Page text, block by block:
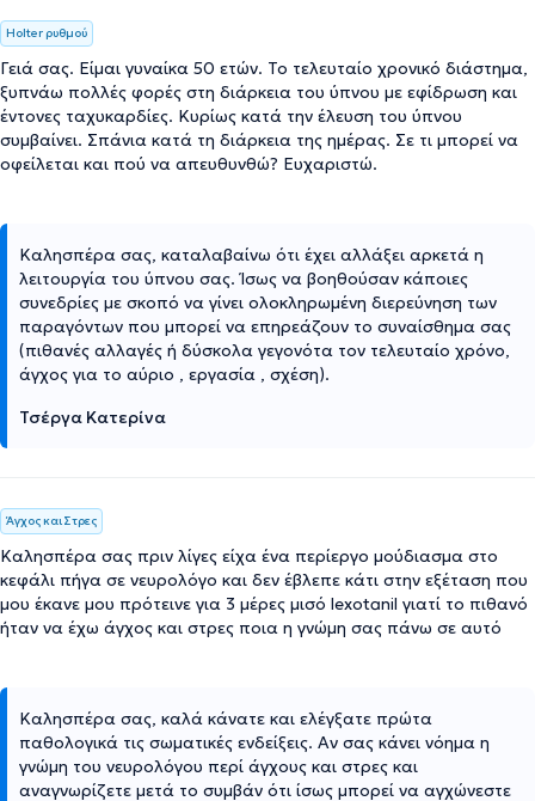
Holter ρυθμού
Γειά σας. Είμαι γυναίκα 50 ετών. Το τελευταίο χρονικό διάστημα,
ξυπνάω πολλές φορές στη διάρκεια του ύπνου με εφίδρωση και
έντονες ταχυκαρδίες. Κυρίως κατά την έλευση του ύπνου
συμβαίνει. Σπάνια κατά τη διάρκεια της ημέρας. Σε τι μπορεί να
οφείλεται και πού να απευθυνθώ? Ευχαριστώ.
Καλησπέρα σας, καταλαβαίνω ότι έχει αλλάξει αρκετά η
λειτουργία του ύπνου σας. Ίσως να βοηθούσαν κάποιες
συνεδρίες με σκοπό να γίνει ολοκληρωμένη διερεύνηση των
παραγόντων που μπορεί να επηρεάζουν το συναίσθημα σας
(πιθανές αλλαγές ή δύσκολα γεγονότα τον τελευταίο χρόνο,
άγχος για το αύριο , εργασία , σχέση).
Τσέργα Κατερίνα
Άγχος και Στρες
Καλησπέρα σας πριν λίγες είχα ένα περίεργο μούδιασμα στο
κεφάλι πήγα σε νευρολόγο και δεν έβλεπε κάτι στην εξέταση που
μου έκανε μου πρότεινε για 3 μέρες μισό lexotanil γιατί το πιθανό
ήταν να έχω άγχος και στρες ποια η γνώμη σας πάνω σε αυτό
Καλησπέρα σας, καλά κάνατε και ελέγξατε πρώτα
παθολογικά τις σωματικές ενδείξεις. Αν σας κάνει νόημα η
γνώμη του νευρολόγου περί άγχους και στρες και
αναγνωρίζετε μετά το συμβάν ότι ίσως μπορεί να αγχώνεστε